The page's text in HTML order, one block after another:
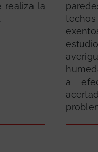
realiza la
a